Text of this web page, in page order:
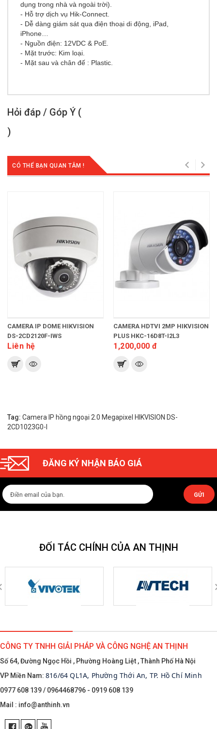
dụng trong nhà và ngoài trời).
- Hỗ trợ dịch vụ Hik-Connect.
- Dễ dàng giám sát qua điện thoại di động, iPad,
iPhone…
- Nguồn điện: 12VDC & PoE.
- Mặt trước: Kim loại.
- Mặt sau và chân đế : Plastic.
Hỏi đáp / Góp Ý (
)
CÓ THỂ BẠN QUAN TÂM !
CAMERA IP DOME HIKVISION
DS-2CD2120F-IWS
Liên hệ
CAMERA HDTVI 2MP HIKVISION
PLUS HKC-16D8T-I2L3
1,200,000 đ
Tag: Camera IP hồng ngoại 2.0 Megapixel HIKVISION DS-
2CD1023G0-I
ĐĂNG KÝ NHẬN BÁO GIÁ
GỬI
ĐỐI TÁC CHÍNH CỦA AN THỊNH
CÔNG TY TNHH GIẢI PHÁP VÀ CÔNG NGHỆ AN THỊNH
Số 64, Đường Ngọc Hồi , Phường Hoàng Liệt , Thành Phố Hà Nội
VP Miền Nam: 816/64 QL1A, Phường Thới An, TP. Hồ Chí Minh
0977 608 139 / 0964468796 - 0919 608 139
Mail : info@anthinh.vn